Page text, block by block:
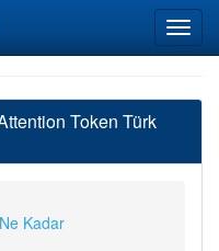
Token Türk
Kadar